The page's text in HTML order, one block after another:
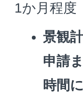
1か月程度
景観
申請
時間